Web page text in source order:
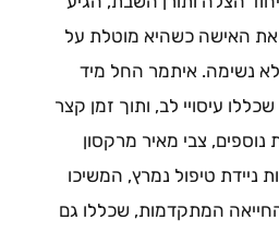
את האישה כשהיא מוטלת על
נשימה. איתמר החל מיד
עיסויי לב, ותוך זמן קצר
נוספים, צבי מאיר מרקסון
ניידת טיפול נמרץ, המשיכו
המתקדמות, שכללו גם